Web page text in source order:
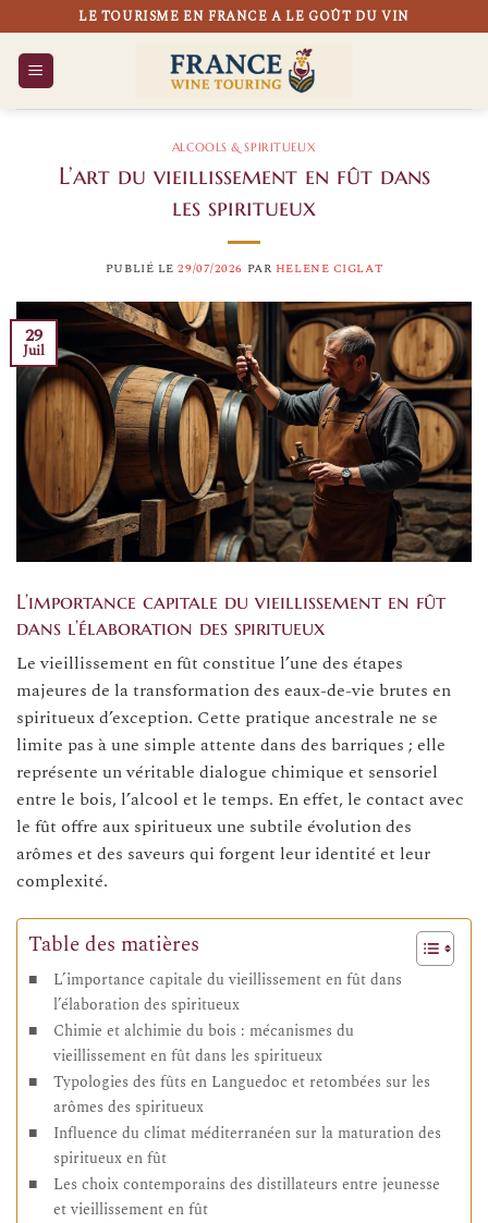
au
contenu
LE TOURISME EN FRANCE A LE GOÛT DU VIN
ALCOOLS & SPIRITUEUX
L’art du vieillissement en fût dans
les spiritueux
PUBLIÉ LE29/07/2026 PAR HELENE CIGLAT
29
Juil
L’importance capitale du vieillissement en fût
dans l’élaboration des spiritueux
Le vieillissement en fût constitue l’une des étapes
majeures de la transformation des eaux-de-vie brutes en
spiritueux d’exception. Cette pratique ancestrale ne se
limite pas à une simple attente dans des barriques ; elle
représente un véritable dialogue chimique et sensoriel
entre le bois, l’alcool et le temps. En effet, le contact avec
le fût offre aux spiritueux une subtile évolution des
arômes et des saveurs qui forgent leur identité et leur
complexité.
Table des matières
L’importance capitale du vieillissement en fût dans
l’élaboration des spiritueux
Chimie et alchimie du bois : mécanismes du
vieillissement en fût dans les spiritueux
Typologies des fûts en Languedoc et retombées sur les
arômes des spiritueux
Influence du climat méditerranéen sur la maturation des
spiritueux en fût
Les choix contemporains des distillateurs entre jeunesse
et vieillissement en fût